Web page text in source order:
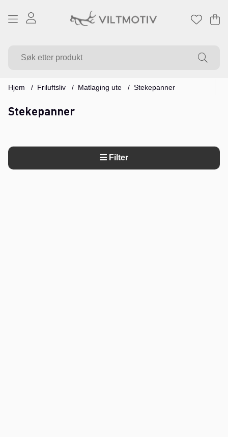
.
Hjem Friluftsliv Matlaging ute Stekepanner
Stekepanner
Filter